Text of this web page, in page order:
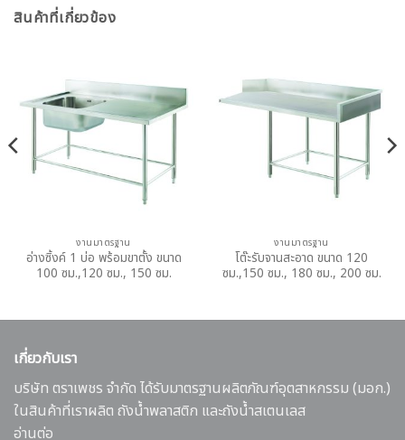
สินค้าที่เกี่ยวข้อง
งานมาตรฐาน
อ่างซิ้งค์ 1 บ่อ พร้อมขาตั้ง ขนาด
100 ซม.,120 ซม., 150 ซม.
งานมาตรฐาน
โต๊ะรับจานสะอาด ขนาด 120
ซม.,150 ซม., 180 ซม., 200 ซม.
เกี่ยวกับเรา
บริษัท ตราเพชร จำกัด ได้รับมาตรฐานผลิตภัณฑ์อุตสาหกรรม (มอก.)
ในสินค้าที่เราผลิต ถังน้ำพลาสติก และถังน้ำสเตนเลส
อ่านต่อ